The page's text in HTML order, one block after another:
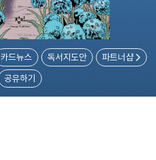
카드뉴스 독서지도안
파트너샵
공유하기